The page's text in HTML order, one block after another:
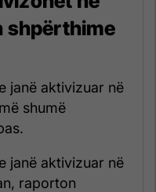
shpërthime
janë aktivizuar në
shumë
janë aktivizuar në
raporton